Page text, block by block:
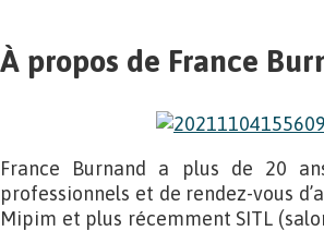
À propos de France
France Burnand a plus de 20
professionnels et de rendez-vous
Mipim et plus récemment SITL